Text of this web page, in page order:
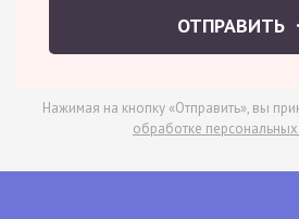
ОТПРАВИТЬ
Нажимая на кнопку «Отправить», вы
обработке